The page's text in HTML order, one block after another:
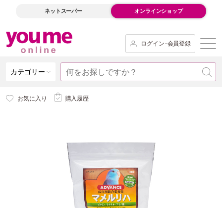
ネットスーパー オンラインショップ
ログイン･会員登録
カテゴリー
お気に入り 購入履歴